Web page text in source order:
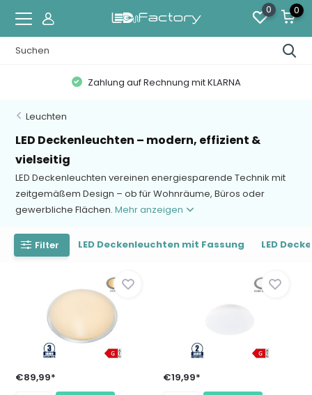
0 0
Zahlung auf Rechnung mit KLARNA
Leuchten
LED Deckenleuchten – modern, effizient &
vielseitig
LED Deckenleuchten vereinen energiesparende Technik mit
zeitgemäßem Design – ob für Wohnräume, Büros oder
gewerbliche Flächen.Mehr anzeigen
Filter LED Deckenleuchten mit Fassung LED
€89,99* €19,99*